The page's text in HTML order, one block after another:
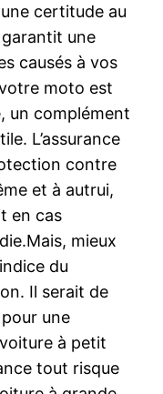
certitude au
une
causés à vos
moto est
un complément
L’assurance
contre
et à autrui,
en cas
mieux
du
Il serait de
une
à petit
tout risque